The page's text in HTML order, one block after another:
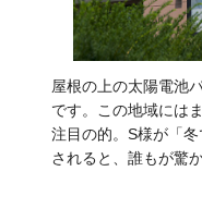
屋根の上の太陽電池
です。この地域には
注目の的。S様が「
されると、誰もが驚